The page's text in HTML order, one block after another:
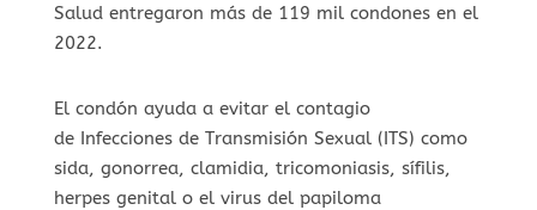
Salud entregaron más de 119 mil condones en el
2022.
El condón ayuda a evitar el contagio
de Infecciones de Transmisión Sexual (ITS) como
sida, gonorrea, clamidia, tricomoniasis, sífilis,
herpes genital o el virus del papiloma